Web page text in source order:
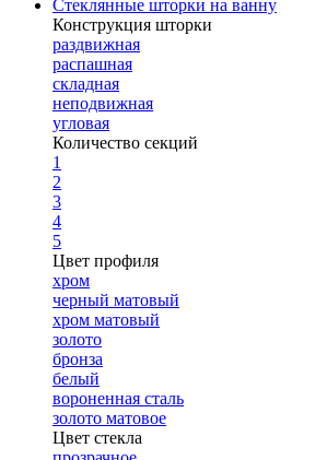
Стеклянные шторки на ванну
Конструкция шторки
раздвижная
распашная
складная
неподвижная
угловая
Количество секций
1
2
3
4
5
Цвет профиля
хром
черный матовый
хром матовый
золото
бронза
белый
вороненная сталь
золото матовое
Цвет стекла